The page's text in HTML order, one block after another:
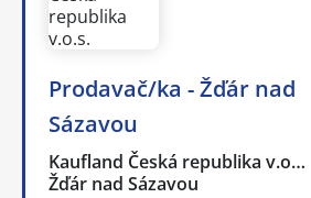
Prodavač/ka - Žďár nad
Sázavou
Kaufland Česká republika v.o…
Žďár nad Sázavou